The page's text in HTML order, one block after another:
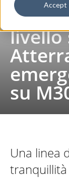
Accept
livello
su
Una linea
tranquillità